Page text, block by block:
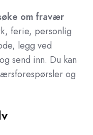
om fravær
ferie, personlig
legg ved
send inn. Du kan
og